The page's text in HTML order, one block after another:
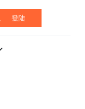
登陆